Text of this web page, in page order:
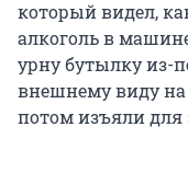
который видел,
алкоголь в
урну бутылку из-
внешнему виду на
потом изъяли для